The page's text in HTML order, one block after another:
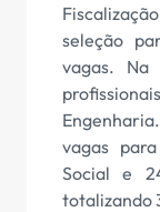
seleção
vagas.
vagas
Social e
totalizando